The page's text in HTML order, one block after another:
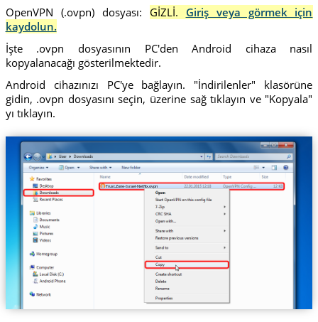
OpenVPN (.ovpn) dosyası:
GİZLİ. Giriş veya görmek için
kaydolun.
İşte .ovpn dosyasının PC'den Android cihaza nasıl
kopyalanacağı gösterilmektedir.
Android cihazınızı PC'ye bağlayın. "İndirilenler" klasörüne
gidin, .ovpn dosyasını seçin, üzerine sağ tıklayın ve "Kopyala"
yı tıklayın.
Trust.Zone-Israel-Netflix.ovpn